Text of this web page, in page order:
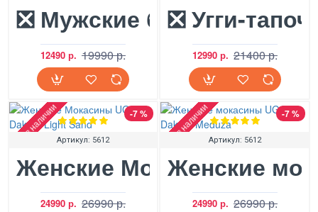
❎ Мужские ботинки Ugg
12490 р. 19990 р.
❎ Угги-
12990 р. 21400 р.
-7 %
Нет в наличииАртикул: 5612
Женские Мокасины UGG
24990 р. 26990 р.
-7 %
Нет в наличииАртикул: 5612
Женские
24990 р. 26990 р.